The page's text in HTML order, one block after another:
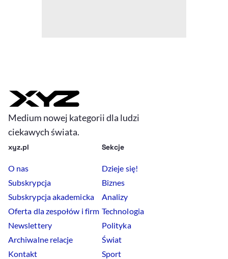
Medium nowej kategorii dla ludzi
ciekawych świata.
xyz.pl
O nas
Subskrypcja
Subskrypcja akademicka
Oferta dla zespołów i firm
Newslettery
Archiwalne relacje
Kontakt
Sekcje
Dzieje się!
Biznes
Analizy
Technologia
Polityka
Świat
Sport